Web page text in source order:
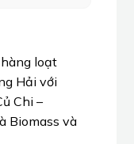
loạt
Hải với
Chi –
Biomass và